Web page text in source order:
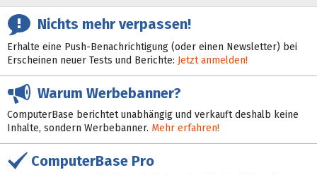
Nichts mehr verpassen!
Erhalte eine Push-Benachrichtigung (oder einen Newsletter) bei
Erscheinen neuer Tests und Berichte: Jetzt anmelden!
Warum Werbebanner?
ComputerBase berichtet unabhängig und verkauft deshalb keine
Inhalte, sondern Werbebanner. Mehr erfahren!
ComputerBase Pro